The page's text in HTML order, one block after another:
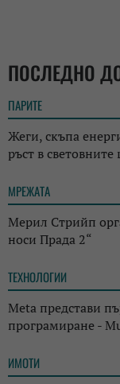
ПОСЛЕДНО
ПАРИТЕ
Жеги, скъпа
ръст в
МРЕЖАТА
Мерил Стрийп
носи Прада 2“
ТЕХНОЛОГИИ
Meta представи
програмиране -
ИМОТИ